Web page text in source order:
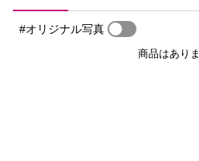
#オリジナル写真
商品はあり